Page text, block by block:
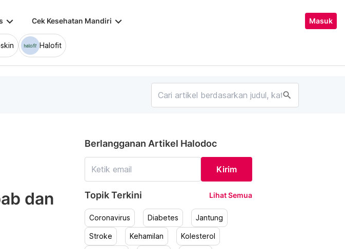
keyboard_arrow_down Cek Kesehatan Mandiri keyboard_arrow_down Masuk
Halofit
search
dan
Berlangganan Artikel Halodoc
Kirim
Topik Terkini Lihat Semua
Coronavirus Diabetes Jantung
Stroke Kehamilan Kolesterol